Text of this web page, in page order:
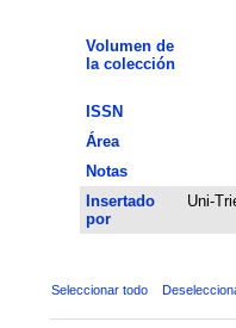
Volumen de
la colección
ISSN
Área
Notas
Insertado
por
Uni-
Seleccionar todo